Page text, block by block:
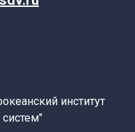
институт